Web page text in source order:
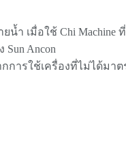
ำ เมื่อใช้ Chi Machine
Ancon
การใช้เครื่องที่ไม่ได้มาต